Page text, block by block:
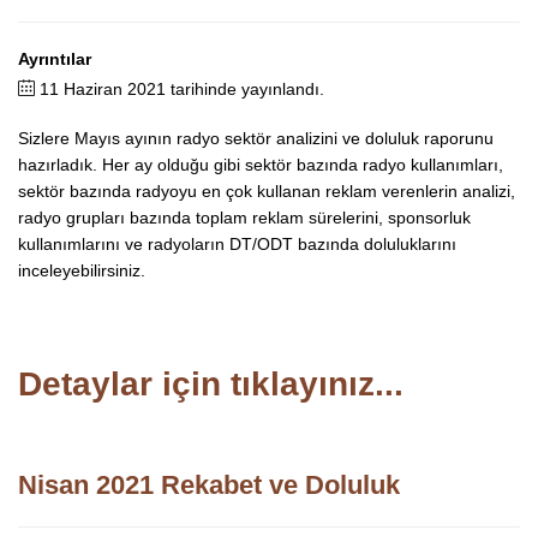
Ayrıntılar
11 Haziran 2021 tarihinde yayınlandı.
Sizlere Mayıs ayının radyo sektör analizini ve doluluk raporunu
hazırladık. Her ay olduğu gibi sektör bazında radyo kullanımları,
sektör bazında radyoyu en çok kullanan reklam verenlerin analizi,
radyo grupları bazında toplam reklam sürelerini, sponsorluk
kullanımlarını ve radyoların DT/ODT bazında doluluklarını
inceleyebilirsiniz.
Detaylar için tıklayınız...
Nisan 2021 Rekabet ve Doluluk